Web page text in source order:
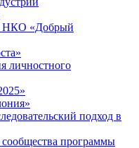
НКО «Добрый
личностного
подход в
программы